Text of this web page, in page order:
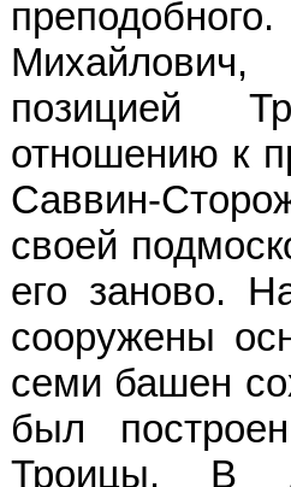
позицией
отношению к
Саввин-
своей
его заново.
сооружены
семи башен
был
Троицы. В